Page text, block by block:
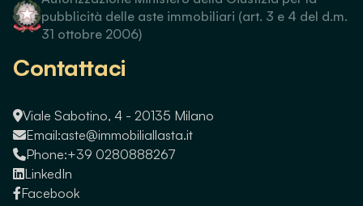
pubblicità delle aste immobiliari (art. 3 e 4 del d.m.
31 ottobre 2006)
Contattaci
Viale Sabotino, 4 - 20135 Milano
Email:aste@immobiliallasta.it
Phone:+39 0280888267
LinkedIn
Facebook